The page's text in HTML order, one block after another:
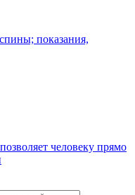
показания,
человеку прямо